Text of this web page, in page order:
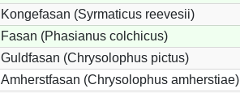
Kongefasan (Syrmaticus reevesii)
Fasan (Phasianus colchicus)
Guldfasan (Chrysolophus pictus)
Amherstfasan (Chrysolophus amherstiae)